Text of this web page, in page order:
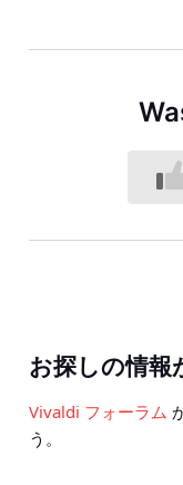
お探しの情報
Vivaldi フォーラム
う。